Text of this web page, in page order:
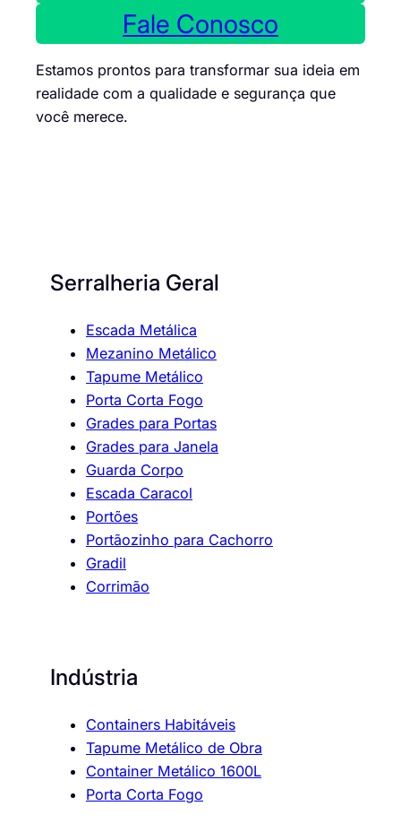
Fale Conosco
Estamos prontos para transformar sua ideia em
realidade com a qualidade e segurança que
você merece.
Serralheria Geral
Escada Metálica
Mezanino Metálico
Tapume Metálico
Porta Corta Fogo
Grades para Portas
Grades para Janela
Guarda Corpo
Escada Caracol
Portões
Portãozinho para Cachorro
Gradil
Corrimão
Indústria
Containers Habitáveis
Tapume Metálico de Obra
Container Metálico 1600L
Porta Corta Fogo